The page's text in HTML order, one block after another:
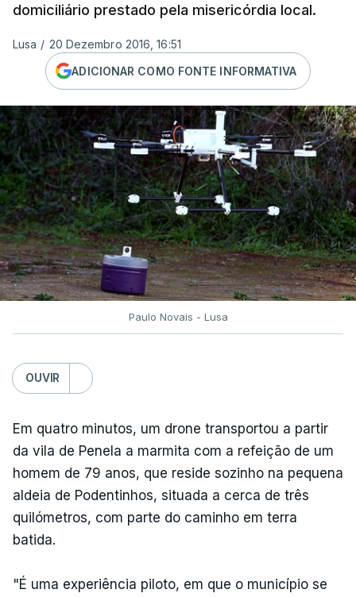
domiciliário prestado pela misericórdia local.
Lusa / 20 Dezembro 2016, 16:51
ADICIONAR COMO FONTE INFORMATIVA
Paulo Novais - Lusa
OUVIR
Em quatro minutos, um drone transportou a partir
da vila de Penela a marmita com a refeição de um
homem de 79 anos, que reside sozinho na pequena
aldeia de Podentinhos, situada a cerca de três
quilómetros, com parte do caminho em terra
batida.
"É uma experiência piloto, em que o município se